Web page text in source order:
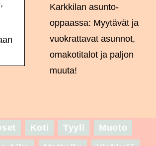
Karkkilan asunto-
oppaassa: Myytävät ja
vuokrattavat asunnot,
omakotitalot ja paljon
muuta!
Koti Tyyli
Muoto